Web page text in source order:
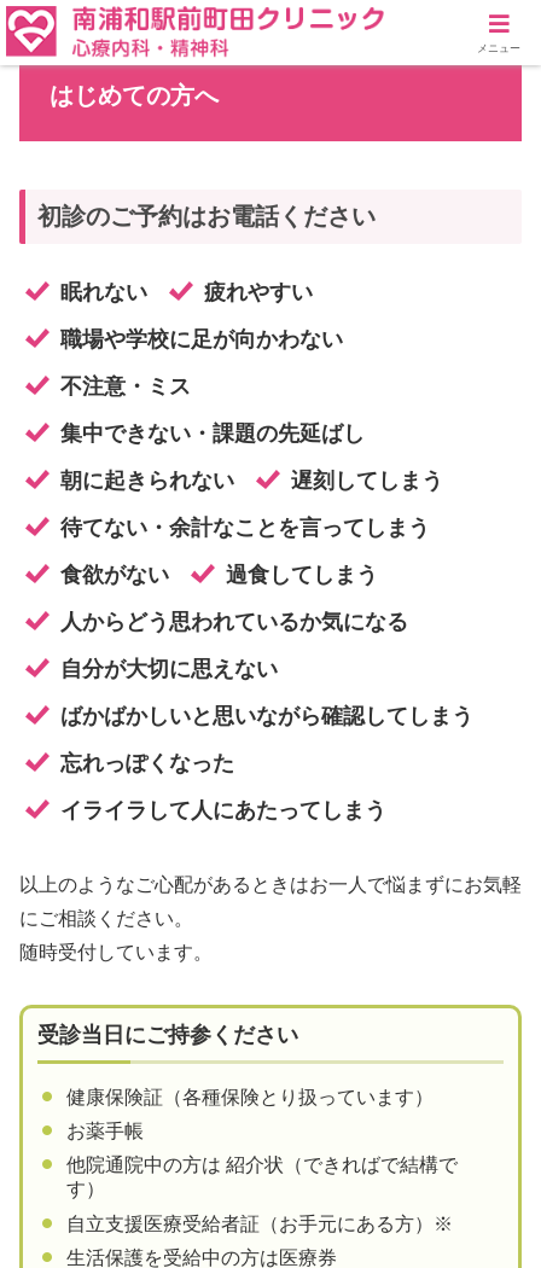
はじめての方へ
初診のご予約はお電話ください
眠れない
疲れやすい
職場や学校に足が向かわない
不注意・ミス
集中できない・課題の先延ばし
朝に起きられない
遅刻してしまう
待てない・余計なことを言ってしまう
食欲がない
過食してしまう
人からどう思われているか気になる
自分が大切に思えない
ばかばかしいと思いながら確認してしまう
忘れっぽくなった
イライラして人にあたってしまう
以上のようなご心配があるときはお一人で悩まずにお気軽
にご相談ください。
随時受付しています。
受診当日にご持参ください
健康保険証（各種保険とり扱っています）
お薬手帳
他院通院中の方は 紹介状（できればで結構で
す）
自立支援医療受給者証（お手元にある方）※
生活保護を受給中の方は医療券
メニュー